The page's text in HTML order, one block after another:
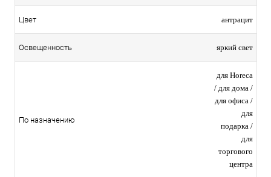
Цвет антрацит
Освещенность яркий свет
По назначению
для Horeca
/ для дома /
для офиса /
для
подарка /
для
торгового
центра